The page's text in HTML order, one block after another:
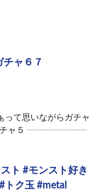
チャ６７
って思いながらガチャ
ガチャ５ ┈┈┈┈┈┈┈
ト #モンスト好き
トク玉 #metal